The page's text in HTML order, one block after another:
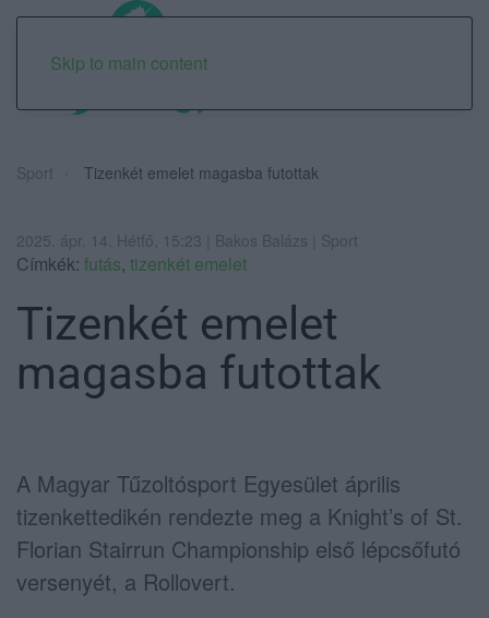
Skip to main content
Sport Tizenkét emelet magasba futottak
2025. ápr. 14. Hétfő, 15:23 | Bakos Balázs | Sport
Címkék: futás, tizenkét emelet
Tizenkét emelet
magasba futottak
A Magyar Tűzoltósport Egyesület április
tizenkettedikén rendezte meg a Knight’s of St.
Florian Stairrun Championship első lépcsőfutó
versenyét, a Rollovert.